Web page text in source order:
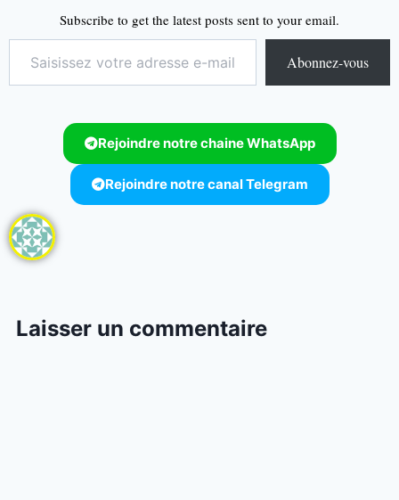
Subscribe to get the latest posts sent to your email.
Abonnez-vous
Rejoindre notre chaine WhatsApp
Rejoindre notre canal Telegram
Laisser un commentaire